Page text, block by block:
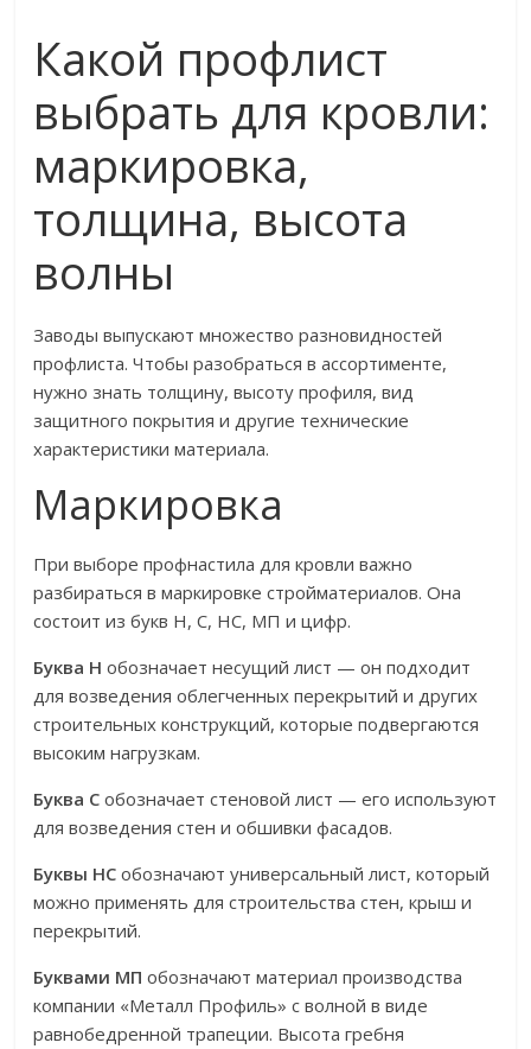
Какой профлист
выбрать для кровли:
маркировка,
толщина, высота
волны
Заводы выпускают множество разновидностей
профлиста. Чтобы разобраться в ассортименте,
нужно знать толщину, высоту профиля, вид
защитного покрытия и другие технические
характеристики материала.
Маркировка
При выборе профнастила для кровли важно
разбираться в маркировке стройматериалов. Она
состоит из букв Н, С, НС, МП и цифр.
Буква Н обозначает несущий лист — он подходит
для возведения облегченных перекрытий и других
строительных конструкций, которые подвергаются
высоким нагрузкам.
Буква С обозначает стеновой лист — его используют
для возведения стен и обшивки фасадов.
Буквы НС обозначают универсальный лист, который
можно применять для строительства стен, крыш и
перекрытий.
Буквами МП обозначают материал производства
компании «Металл Профиль» с волной в виде
равнобедренной трапеции. Высота гребня